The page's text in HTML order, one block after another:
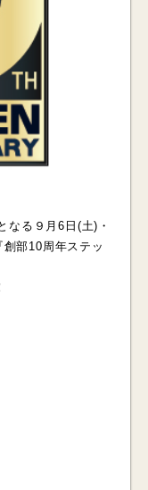
なる９月6日(土)・
部10周年ステッ